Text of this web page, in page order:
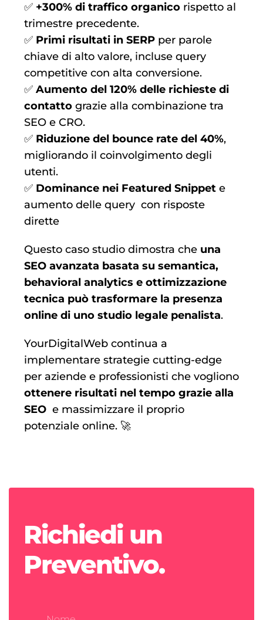
✅ +300% di traffico organico rispetto al
trimestre precedente.
✅ Primi risultati in SERP per parole
chiave di alto valore, incluse query
competitive con alta conversione.
✅ Aumento del 120% delle richieste di
contatto grazie alla combinazione tra
SEO e CRO.
✅ Riduzione del bounce rate del 40%,
migliorando il coinvolgimento degli
utenti.
✅ Dominance nei Featured Snippet e
aumento delle query con risposte
dirette
Questo caso studio dimostra che una
SEO avanzata basata su semantica,
behavioral analytics e ottimizzazione
tecnica può trasformare la presenza
online di uno studio legale penalista.
YourDigitalWeb continua a
implementare strategie cutting-edge
per aziende e professionisti che vogliono
ottenere risultati nel tempo grazie alla
SEO e massimizzare il proprio
potenziale online. 🚀
Richiedi un
Preventivo.